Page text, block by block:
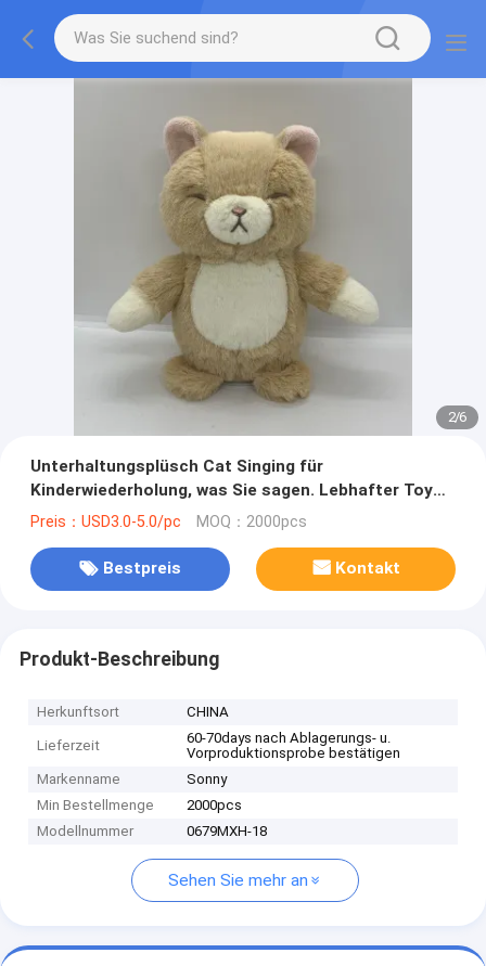
2/6
Unterhaltungsplüsch Cat Singing für
Kinderwiederholung, was Sie sagen. Lebhafter Toy
Gift für Kleinkinder
Preis：USD3.0-5.0/pc MOQ：2000pcs
Bestpreis Kontakt
Produkt-Beschreibung
Herkunftsort CHINA
Lieferzeit
60-70days nach Ablagerungs- u.
Vorproduktionsprobe bestätigen
Markenname
Sonny
Min Bestellmenge
2000pcs
Modellnummer
0679MXH-18
Sehen Sie mehr an